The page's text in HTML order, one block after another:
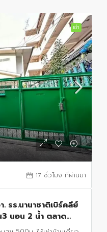
เช่า
17 ชั่วโมง ที่ผ่านมา
รร.นานาชาติเบิร์คลีย์
3 นอน 2 น้ำ ตลาด
วิท60-68